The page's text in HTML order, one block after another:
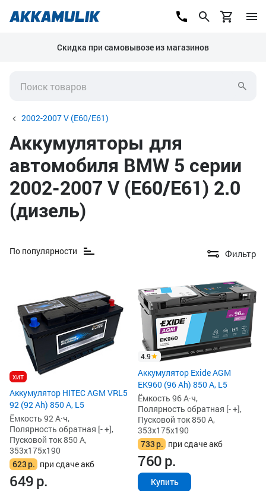
Скидка при самовывозе из магазинов
2002-2007 V (E60/E61)
Аккумуляторы для
автомобиля BMW 5 серии
2002-2007 V (E60/E61) 2.0
(дизель)
По популярности Фильтр
хит
Аккумулятор HITEC AGM VRL5
92 (92 Ah) 850 А, L5
Ёмкость 92 А·ч,
Полярность обратная [- +],
Пусковой ток 850 А,
353x175x190
623р. при сдаче акб
649р.
4.9
Аккумулятор Exide AGM
EK960 (96 Ah) 850 А, L5
Ёмкость 96 А·ч,
Полярность обратная [- +],
Пусковой ток 850 А,
353x175x190
733р. при сдаче акб
760р.
Купить